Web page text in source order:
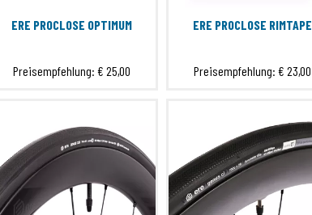
ERE PROCLOSE OPTIMUM
Preisempfehlung: € 25,00
ERE PROCLOSE RIMTAPE
Preisempfehlung: € 23,00